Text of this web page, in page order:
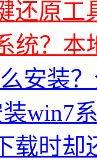
还原工
统？本
安装
win7
载时却